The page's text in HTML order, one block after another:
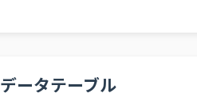
データテーブル